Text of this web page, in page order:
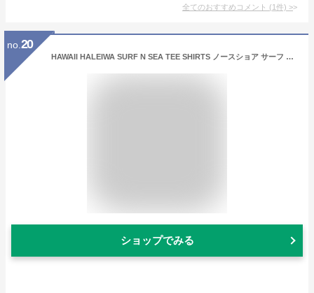
全てのおすすめコメント (1件) >
no. 20
HAWAII HALEIWA SURF N SEA TEE SHIRTS ノースショア サーフ アンド シー 限定 Tシャツ ハワイ ハレイワ サーフショップ老舗【限定商品Tシャツ！USA HAWAII HALEIWA T-SHIRTS アメリカ ハワイ 限定モデル NORTH SHORE ハワイ限定 Tee Tシャツ ホワイト ネイビー ブラック】
ショップでみる